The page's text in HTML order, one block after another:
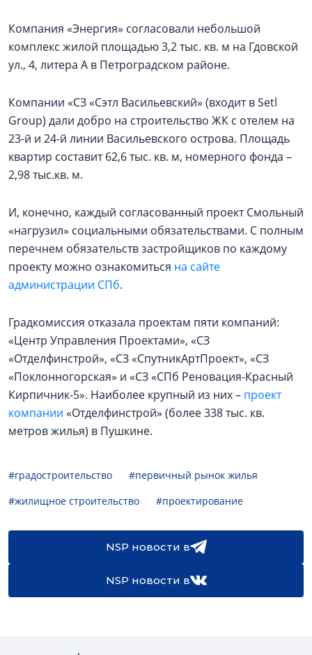
Компания «Энергия» согласовали небольшой
комплекс жилой площадью 3,2 тыс. кв. м на Гдовской
ул., 4, литера А в Петроградском районе.
Компании «СЗ «Сэтл Васильевский» (входит в Setl
Group) дали добро на строительство ЖК с отелем на
23-й и 24-й линии Васильевского острова. Площадь
квартир составит 62,6 тыс. кв. м, номерного фонда –
2,98 тыс.кв. м.
И, конечно, каждый согласованный проект Смольный
«нагрузил» социальными обязательствами. С полным
перечнем обязательств застройщиков по каждому
проекту можно ознакомиться на сайте
администрации СПб.
Градкомиссия отказала проектам пяти компаний:
«Центр Управления Проектами», «СЗ
«Отделфинстрой», «СЗ «СпутникАртПроект», «СЗ
«Поклонногорская» и «СЗ «СПб Реновация-Красный
Кирпичник-5». Наиболее крупный из них – проект
компании «Отделфинстрой» (более 338 тыс. кв.
метров жилья) в Пушкине.
#градостроительство
#первичный рынок жилья
#жилищное строительство
#проектирование
NSP новости в
NSP новости в